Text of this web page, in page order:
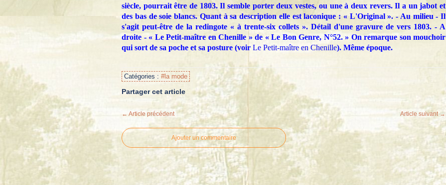
siècle, pourrait être de 1803. Il semble porter deux vestes, ou une à deux revers. Il a un jabot et
des bas de soie blancs. Quant à sa description elle est laconique : « L'Original ». - Au milieu - Il
s'agit peut-être de la redingote « à trente-six collets ». Détail d'une gravure de vers 1803. - A
droite - « Le Petit-maître en Chenille » de « Le Bon Genre, N°52. » On remarque son mouchoir
qui sort de sa poche et sa posture (voir Le Petit-maître en Chenille). Même époque.
Catégories : #la mode
Partager cet article
← Article précédent Article suivant →
Ajouter un commentaire